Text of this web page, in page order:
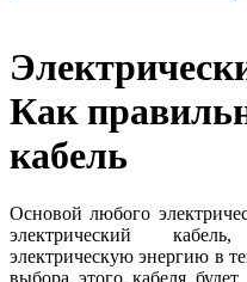
Как
кабель
Основой любого
электрический
электрическую энергию в
выбора этого кабеля